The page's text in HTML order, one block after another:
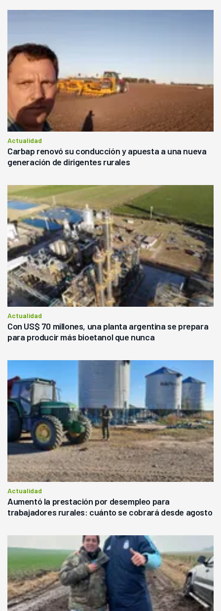
Actualidad
Carbap renovó su conducción y apuesta a una nueva
generación de dirigentes rurales
Actualidad
Con US$ 70 millones, una planta argentina se prepara
para producir más bioetanol que nunca
Actualidad
Aumentó la prestación por desempleo para
trabajadores rurales: cuánto se cobrará desde agosto